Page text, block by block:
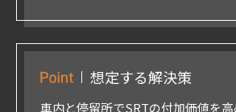
想定する解決策
車内と停留所でSRTの付加価値を高